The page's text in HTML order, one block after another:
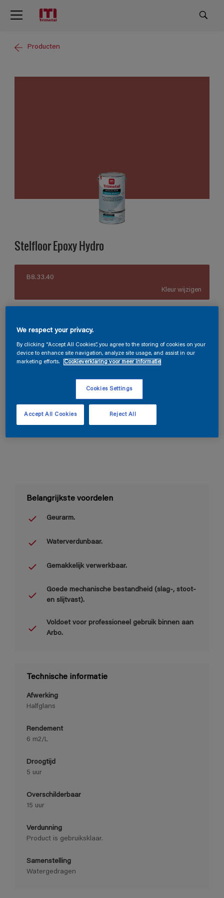
Producten
Stelfloor Epoxy Hydro
B8.33.40
Kleur wijzigen
1 L
Aantal Verfcalculator
Bereken
Vind een winkel
Belangrijkste voordelen
Geurarm.
Waterverdunbaar.
Gemakkelijk verwerkbaar.
Goede mechanische bestandheid (slag-, stoot-
en slijtvast).
Voldoet voor professioneel gebruik binnen aan
Arbo.
Technische informatie
Afwerking
Halfglans
Rendement
6 m2/L
Droogtijd
5 uur
Overschilderbaar
15 uur
Verdunning
Product is gebruiksklaar.
Samenstelling
Watergedragen
We respect your privacy.
By clicking “Accept All Cookies”, you agree to the storing of cookies on your
device to enhance site navigation, analyze site usage, and assist in our
marketing efforts.
Cookieverklaring voor meer informatie
Cookies Settings
Reject All
Accept All Cookies